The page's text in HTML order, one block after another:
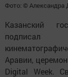
Фото: © Александра
Казанский
Аравии,
Digital Week.